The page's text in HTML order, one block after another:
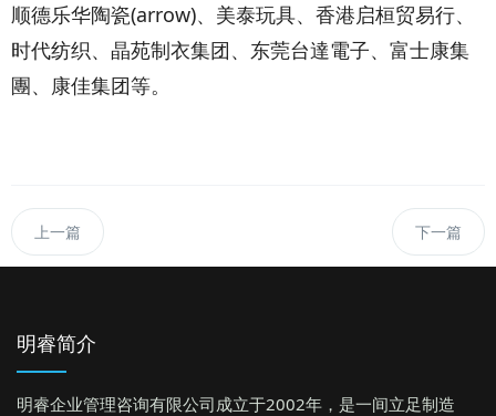
顺德乐华陶瓷(arrow)、美泰玩具、香港启桓贸易行、
时代纺织、晶苑制衣集团、东莞台達電子、富士康集
團、康佳集团等。
上一篇 下一篇
明睿简介
明睿企业管理咨询有限公司成立于2002年，是一间立足制造